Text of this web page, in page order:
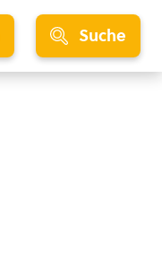
Suche